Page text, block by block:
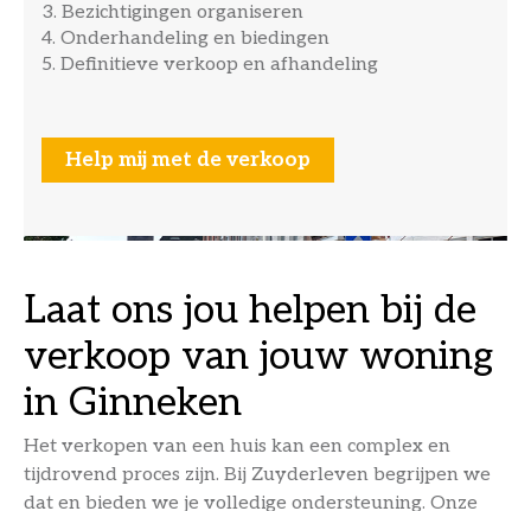
3. Bezichtigingen organiseren
4. Onderhandeling en biedingen
5. Definitieve verkoop en afhandeling
Help mij met de verkoop
Laat ons jou helpen bij de
verkoop van jouw woning
in Ginneken
Het verkopen van een huis kan een complex en
tijdrovend proces zijn. Bij Zuyderleven begrijpen we
dat en bieden we je volledige ondersteuning. Onze